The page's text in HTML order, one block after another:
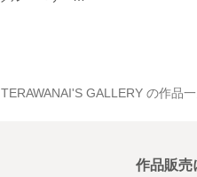
TERAWANAI'S GALLERY の作品
作品販売